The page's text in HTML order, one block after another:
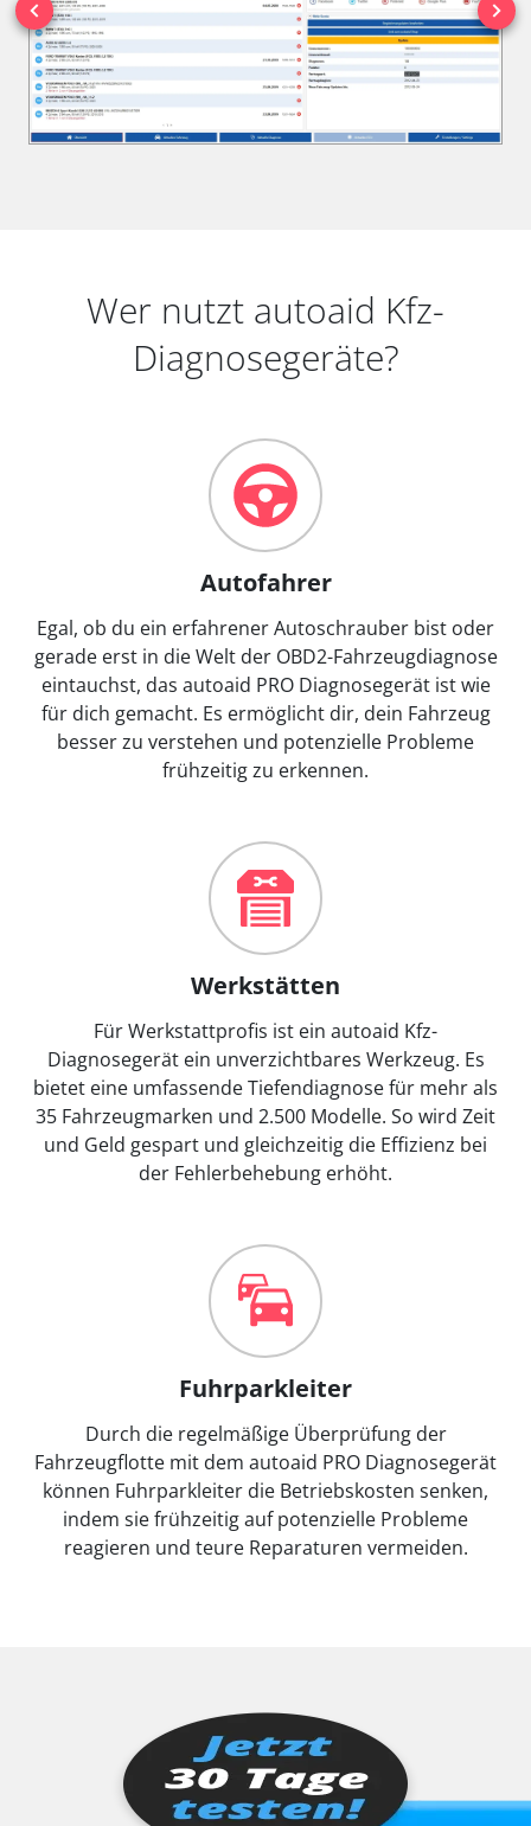
Wer nutzt autoaid Kfz-
Diagnosegeräte?
Autofahrer
Egal, ob du ein erfahrener Autoschrauber bist oder
gerade erst in die Welt der OBD2-Fahrzeugdiagnose
eintauchst, das autoaid PRO Diagnosegerät ist wie
für dich gemacht. Es ermöglicht dir, dein Fahrzeug
besser zu verstehen und potenzielle Probleme
frühzeitig zu erkennen.
Werkstätten
Für Werkstattprofis ist ein autoaid Kfz-
Diagnosegerät ein unverzichtbares Werkzeug. Es
bietet eine umfassende Tiefendiagnose für mehr als
35 Fahrzeugmarken und 2.500 Modelle. So wird Zeit
und Geld gespart und gleichzeitig die Effizienz bei
der Fehlerbehebung erhöht.
Fuhrparkleiter
Durch die regelmäßige Überprüfung der
Fahrzeugflotte mit dem autoaid PRO Diagnosegerät
können Fuhrparkleiter die Betriebskosten senken,
indem sie frühzeitig auf potenzielle Probleme
reagieren und teure Reparaturen vermeiden.